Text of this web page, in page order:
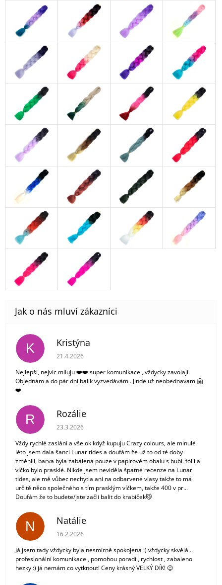
K Kristýna
Hodnocení obchodu je 5 z 5 hvězdiček.
21.4.2026
Nejlepší, nejvíc miluju ❤️❤️ super komunikace , vždycky zavolají.
Objednám a do pár dní balík vyzvedávám . Jinde už neobednavam 🤗
❤️
R Rozálie
Hodnocení obchodu je 3 z 5 hvězdiček.
23.3.2026
Vždy rychlé zaslání a vše ok když kupuju Crazy colours, ale minulé
léto jsem dala šanci Lunar tides a doufám že už to od té doby
změnili, barva byla zabalená pouze v papírovém obalu s bubl. fólii a
víčko bylo prasklé. Nikde jsem neviděla špatné recenze na Lunar
tides, ale mě vůbec nechytla ani na odbarvené vlasy takže to má
určitě něco společného s tím prasklým víčkem, takže 400 v pr...
Doufám že to budete/jste začli balit do krabiček😼
N Natálie
Hodnocení obchodu je 5 z 5 hvězdiček.
16.2.2026
Já jsem tady vždycky byla nesmírně spokojená :) vždycky skvělá ..
profesionální komunikace , pomohou poradí , rychlost , zabaleno
hezky :) já nemám co vytknout! Ceny krásný VELKÝ DÍK! 😉